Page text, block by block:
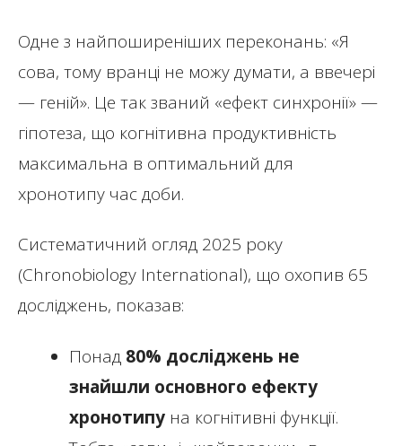
Одне з найпоширеніших переконань: «Я
сова, тому вранці не можу думати, а ввечері
— геній». Це так званий «ефект синхронії» —
гіпотеза, що когнітивна продуктивність
максимальна в оптимальний для
хронотипу час доби.
Систематичний огляд 2025 року
(Chronobiology International), що охопив 65
досліджень, показав:
Понад 80% досліджень не
знайшли основного ефекту
хронотипу на когнітивні функції.